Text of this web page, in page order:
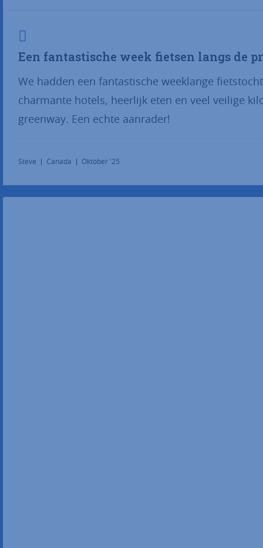
Een fantastische week fietsen langs de
We hadden een fantastische weeklange
charmante hotels, heerlijk eten en veel veilige
greenway. Een echte aanrader!
Steve Canada Oktober '25